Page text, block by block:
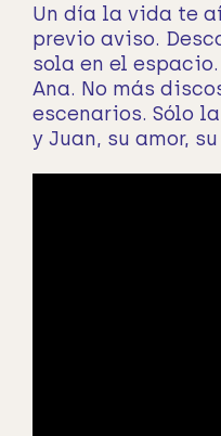
Un día la vida te
previo aviso.
sola en el
Ana. No más
escenarios. Sólo
y Juan, su amor,